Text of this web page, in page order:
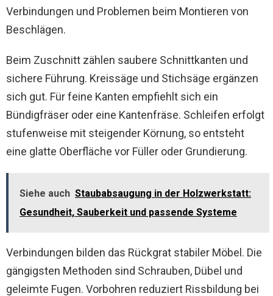
Verbindungen und Problemen beim Montieren von
Beschlägen.
Beim Zuschnitt zählen saubere Schnittkanten und
sichere Führung. Kreissäge und Stichsäge ergänzen
sich gut. Für feine Kanten empfiehlt sich ein
Bündigfräser oder eine Kantenfräse. Schleifen erfolgt
stufenweise mit steigender Körnung, so entsteht
eine glatte Oberfläche vor Füller oder Grundierung.
Siehe auch Staubabsaugung in der Holzwerkstatt:
Gesundheit, Sauberkeit und passende Systeme
Verbindungen bilden das Rückgrat stabiler Möbel. Die
gängigsten Methoden sind Schrauben, Dübel und
geleimte Fugen. Vorbohren reduziert Rissbildung bei